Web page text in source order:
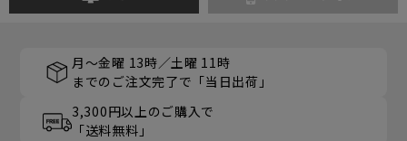
月～金曜 13時／土曜 11時
までのご注文完了で「当日出荷」
3,300円以上のご購入で
「送料無料」